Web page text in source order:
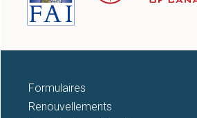
Formulaires
Renouvellements